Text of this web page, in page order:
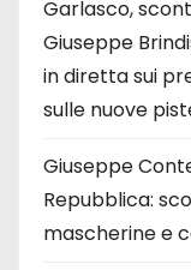
Garlasco,
Giuseppe
in diretta sui
sulle nuove
Giuseppe
Repubblica:
mascherine e